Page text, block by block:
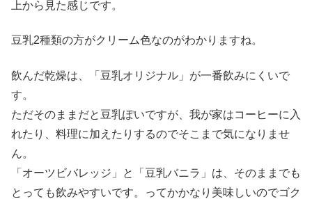
上から見た感じです。
豆乳2種類の方がクリーム色なのがわかりますね。
飲んだ乾燥は、「豆乳オリジナル」が一番飲みにくいで
す。
ただそのままだと豆乳ぽいですが、我が家はコーヒーに入
れたり、料理に加えたりするのでそこまで気になりませ
ん。
「オーツビバレッジ」と「豆乳バニラ」は、そのままでも
とっても飲みやすいです。ってかかなり美味しいのでゴク